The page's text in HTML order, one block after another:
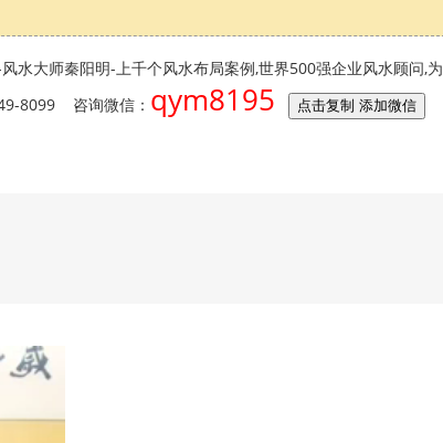
水大师秦阳明-上千个风水布局案例,世界500强企业风水顾问,为
8099 咨询微信： qym8195 点击复制 添加微信